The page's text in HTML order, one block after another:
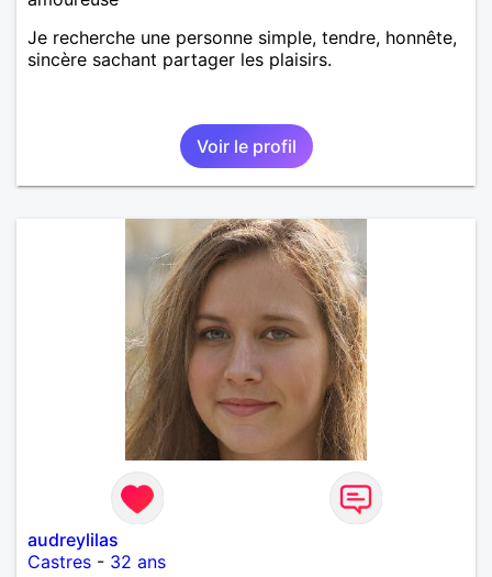
Je recherche une personne simple, tendre, honnête,
sincère sachant partager les plaisirs.
Voir le profil
audreylilas
Castres - 32 ans